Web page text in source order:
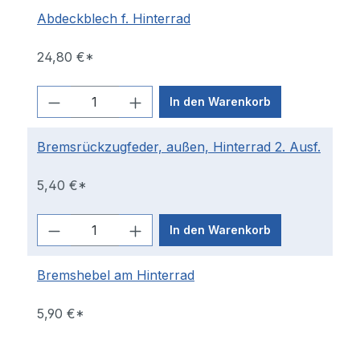
Abdeckblech f. Hinterrad
24,80 €*
In den Warenkorb
Bremsrückzugfeder, außen, Hinterrad 2. Ausf.
5,40 €*
In den Warenkorb
Bremshebel am Hinterrad
5,90 €*